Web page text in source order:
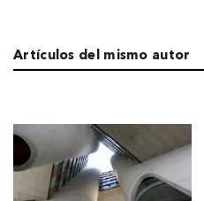
Artículos del mismo autor